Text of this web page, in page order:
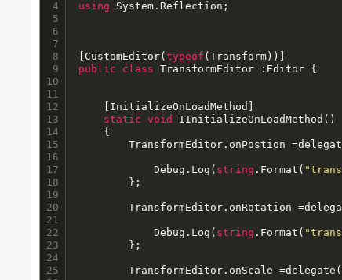
4
5
6
7
8
9
10
11
12
13
14
15
16
17
18
19
20
21
22
23
24
25
using System.Reflection;
[CustomEditor(typeof
public
class TransformEditor :Editor {
static
void
IInitializeOnLoadMethod()
		TransformEditor.onPostion =delegate(Transform transform) {
			Debug.Log(
string .Format(
		TransformEditor.onRotation =delegate(Transform transform) {
			Debug.Log(
string .Format(
		TransformEditor.onScale =delegate(Transform transform) {